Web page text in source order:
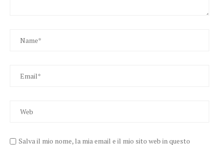
Salva il mio nome, la mia email e il mio sito web in questo